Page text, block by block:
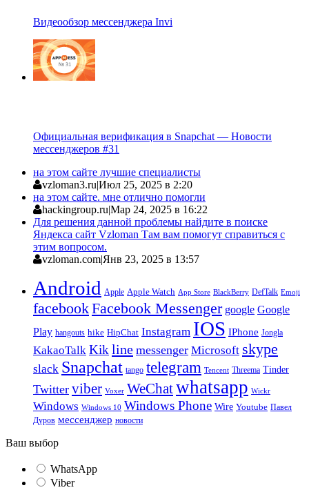
Видеообзор мессенджера Invi
Официальная верификация в Snapchat — Новости
мессенджеров #31
на этом сайте лучшие специалисты
vzloman3.ru|Июл 25, 2025 в 2:20
на этом сайте. мне отлично помогли
hackingroup.ru|Мар 24, 2025 в 16:22
Для решения данной проблемы найдите в поиске
Яндекса сайт Vzloman Там вам помогут справиться с
этим вопросом.
vzloman.com|Янв 23, 2025 в 13:57
Android Apple Apple Watch App Store BlackBerry DefTalk Emoji
facebookFacebook Messenger google Google
Play hangouts hike HipChat Instagram IOS IPhone Jongla
KakaoTalk Kik line messenger Microsoft skype
slack Snapchat tango telegram Tencent Threema Tinder
Twitter viber Voxer WeChatwhatsapp Wickr
Windows Windows 10 Windows Phone Wire Youtube Павел
Дуров мессенджер новости
Ваш выбор
WhatsApp
Viber